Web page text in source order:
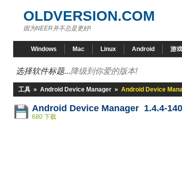
OLDVERSION.COM
因为NEER并不总是更好!
Windows Mac Linux Android 游戏
选择软件标题...降级到你爱的版本!
工具 » Android Device Manager » Android Device
Android Device Manager 1.4.4-
680 下载